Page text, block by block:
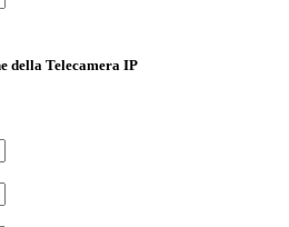
della Telecamera IP